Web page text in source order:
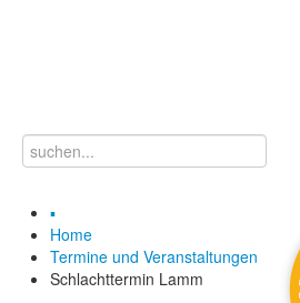
▪
Home
Termine und Veranstaltungen
Schlachttermin Lamm